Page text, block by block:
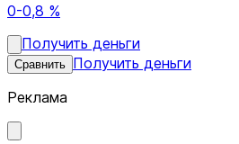
0-0,8 %
Получить деньги
Сравнить Получить деньги
Реклама